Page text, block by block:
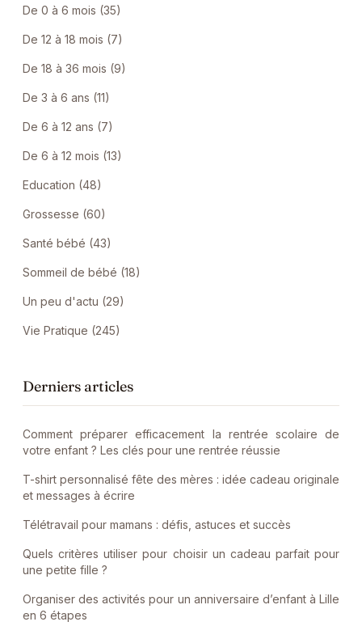
De 0 à 6 mois (35)
De 12 à 18 mois (7)
De 18 à 36 mois (9)
De 3 à 6 ans (11)
De 6 à 12 ans (7)
De 6 à 12 mois (13)
Education (48)
Grossesse (60)
Santé bébé (43)
Sommeil de bébé (18)
Un peu d'actu (29)
Vie Pratique (245)
Derniers articles
Comment préparer efficacement la rentrée scolaire de
votre enfant ? Les clés pour une rentrée réussie
T-shirt personnalisé fête des mères : idée cadeau originale
et messages à écrire
Télétravail pour mamans : défis, astuces et succès
Quels critères utiliser pour choisir un cadeau parfait pour
une petite fille ?
Organiser des activités pour un anniversaire d’enfant à Lille
en 6 étapes